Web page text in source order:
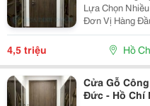
Lựa Chọn
Đơn Vị Hàng
Nghiệp Mdf
Phẩm Chất
4,5 triệu Hồ
Cửa Gỗ
Đức - Hồ Chí